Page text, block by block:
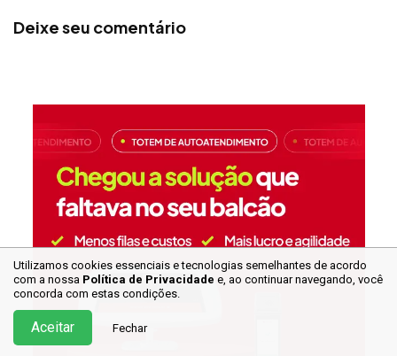
Deixe seu comentário
Utilizamos cookies essenciais e tecnologias semelhantes de acordo
com a nossa Política de Privacidade e, ao continuarnavegando, você
concorda com estas condições.
Aceitar Fechar